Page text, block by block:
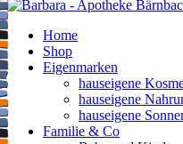
Home
Shop
Eigenmarken
hauseigene
hauseigene
hauseigene
Familie & Co